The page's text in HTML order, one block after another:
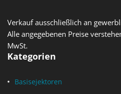
Verkauf ausschließlich an
Alle angegebenen Preise
MwSt.
Kategorien
Basisejektoren